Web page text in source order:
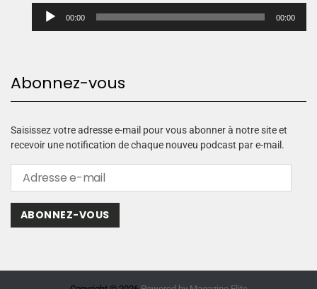
u
u
d
o
00:00 00:00
Abonnez-vous
Saisissez votre adresse e-mail pour vous abonner à notre site et
recevoir une notification de chaque nouveu podcast par e-mail.
ABONNEZ-VOUS